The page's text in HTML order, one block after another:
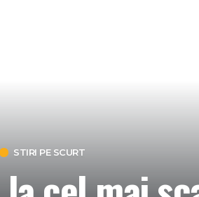
STIRI PE SCURT